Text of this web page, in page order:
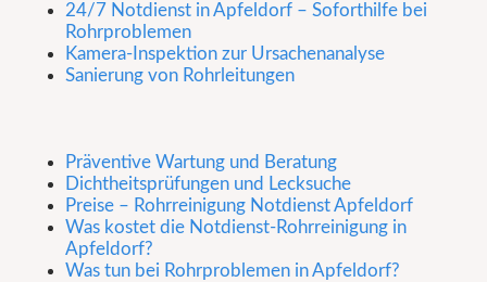
24/7 Notdienst in Apfeldorf – Soforthilfe bei
Rohrproblemen
Kamera-Inspektion zur Ursachenanalyse
Sanierung von Rohrleitungen
Präventive Wartung und Beratung
Dichtheitsprüfungen und Lecksuche
Preise – Rohrreinigung Notdienst Apfeldorf
Was kostet die Notdienst-Rohrreinigung in
Apfeldorf?
Was tun bei Rohrproblemen in Apfeldorf?